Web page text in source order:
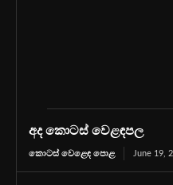
අද කොටස් වෙළඳපල
කොටස් වෙළෙඳ පොළ June 19,